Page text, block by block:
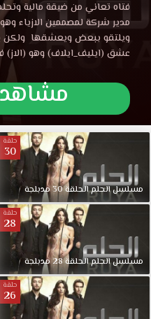
فتاه تعاني من ضيقة مالية
مدير شركة لمصممين الازياء
ويلتقو ببعض ويعشقها
عشق (ايليف_ايلاف) وهو
حلقة
30
مسلسلالحلمالحلقة30مدبلجة
حلقة
28
مسلسلالحلمالحلقة28مدبلجة
حلقة
26